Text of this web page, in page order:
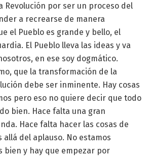
Revolución por ser un proceso del
a recrearse de manera
el Pueblo es grande y bello, el
El Pueblo lleva las ideas y va
en ese soy dogmático.
que la transformación de la
debe ser inminente. Hay cosas
pero eso no quiere decir que todo
bien. Hace falta una gran
Hace falta hacer las cosas de
allá del aplauso. No estamos
bien y hay que empezar por